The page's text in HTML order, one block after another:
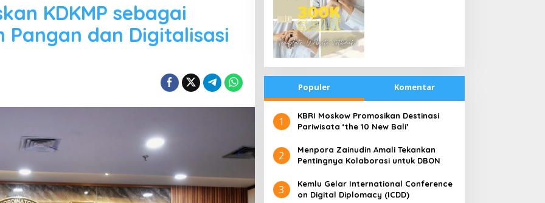
KDKMP sebagai
dan Digitalisasi
Populer Komentar
1
​KBRI Moskow Promosikan Destinasi
Pariwisata ‘the 10 New Bali’
2
​Menpora Zainudin Amali Tekankan
Pentingnya Kolaborasi untuk DBON
3
​Kemlu Gelar International Conference
on Digital Diplomacy (ICDD)